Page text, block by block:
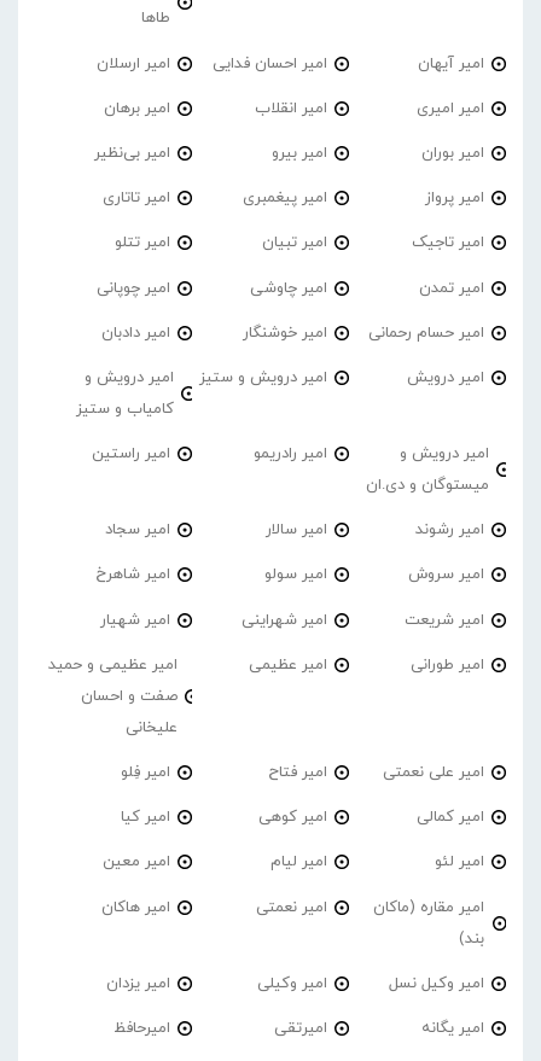
طاها
امیر آیهان امیر احسان فدایی امیر ارسلان
امیر امیری امیر انقلاب امیر برهان
امیر‌ بوران امیر بیرو امیر بی‌نظیر
امیر پرواز امیر پیغمبری امیر تاتاری
امیر تاجیک امیر تبیان امیر تتلو
امیر تمدن امیر چاوشی امیر چوپانی
امیر حسام رحمانی امیر خوشنگار امیر دادبان
امیر درویش امیر درویش و ستیز
امیر درویش و
کامیاب و ستیز
امیر درویش و
میستوگان و دی.ان
امیر رادریمو امیر راستین
امیر رشوند امیر سالار امیر سجاد
امیر سروش امیر سولو امیر شاهرخ
امیر شریعت امیر شهراینی امیر شهیار
امیر طورانی امیر عظیمی
امیر عظیمی و حمید
صفت و احسان
علیخانی
امیر علی نعمتی امیر فتاح امیر فِلو
امیر کمالی امیر کوهی امیر کیا
امیر لئو امیر لیام امیر معین
امیر مقاره (ماکان
بند)
امیر نعمتی امیر هاکان
امیر وکیل نسل امیر وکیلی امیر یزدان
امیر یگانه امیرتقی امیرحافظ